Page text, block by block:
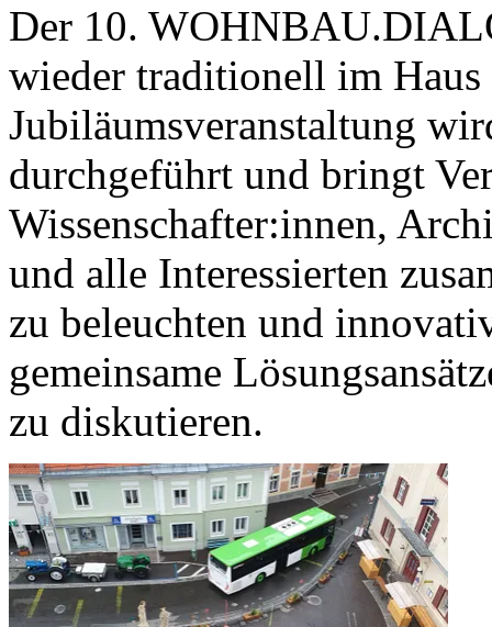
Der 10.
wieder traditionell im
Jubiläumsveranstaltung
durchgeführt und bringt
Wissenschafter:innen,
und alle Interessierten
zu beleuchten und
gemeinsame
zu diskutieren.